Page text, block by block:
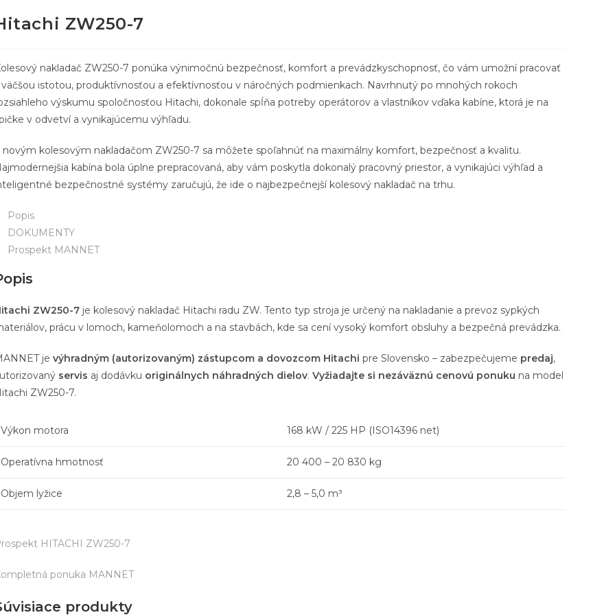
ZW250-7
nakladač ZW250-7 ponúka výnimočnú bezpečnosť, komfort a prevádzkyschopnosť, čo vám umožní pracovať
väčšou istotou, produktívnosťou a efektívnosťou v náročných podmienkach. Navrhnutý po mnohých rokoch
výskumu spoločnosťou Hitachi, dokonale spĺňa potreby operátorov a vlastníkov vďaka kabíne, ktorá je na
v odvetví a vynikajúcemu výhľadu.
novým kolesovým nakladačom ZW250-7 sa môžete spoľahnúť na maximálny komfort, bezpečnosť a kvalitu.
kabína bola úplne prepracovaná, aby vám poskytla dokonalý pracovný priestor, a vynikajúci výhľad a
bezpečnostné systémy zaručujú, že ide o najbezpečnejší kolesový nakladač na trhu.
Popis
DOKUMENTY
Prospekt MANNET
ZW250-7 je kolesový nakladač Hitachi radu ZW. Tento typ stroja je určený na nakladanie a prevoz sypkých
prácu v lomoch, kameňolomoch a na stavbách, kde sa cení vysoký komfort obsluhy a bezpečná prevádzka.
je výhradným (autorizovaným) zástupcom a dovozcom Hitachi pre Slovensko – zabezpečujeme predaj,
servis aj dodávku originálnych náhradných dielov. Vyžiadajte si nezáväznú cenovú ponuku na model
ZW250-7.
Výkon motora 168 kW / 225 HP (ISO14396 net)
Operatívna hmotnosť 20 400 – 20 830 kg
Objem lyžice 2,8 – 5,0 m³
HITACHI ZW250-7
ponuka MANNET
produkty